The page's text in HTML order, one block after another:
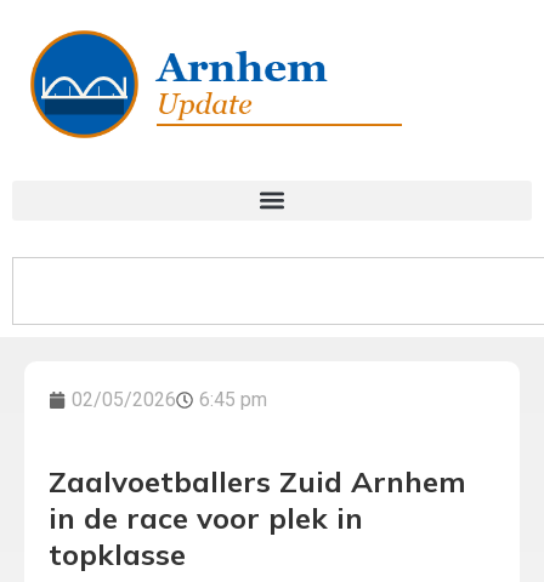
02/05/2026 6:45 pm
Zaalvoetballers Zuid Arnhem
in de race voor plek in
topklasse